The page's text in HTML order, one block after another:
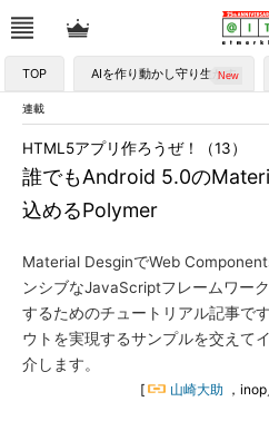
TOP AIを作り動かし守り生かす
連載
誰でもAndroid 5.0の
込めるPolymer
HTML5アプリ作ろうぜ！（13）
Material DesginでWeb
ンシブなJavaScriptフレームワー
するためのチュートリアル記事で
ウトを実現するサンプルを交えて
介します。
[ 山崎大助 ，